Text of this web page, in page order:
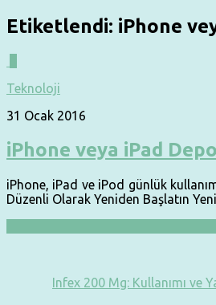
Etiketlendi: iPhone
Teknoloji
31 Ocak 2016
iPhone veya iPad
iPhone, iPad ve iPod günlük
Düzenli Olarak Yeniden Başlatın
Infex 200 Mg: Kullanımı ve